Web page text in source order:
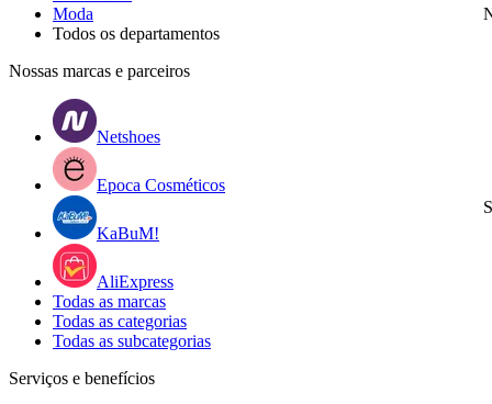
Moda
Todos os departamentos
Nossas marcas e parceiros
Netshoes
Epoca Cosméticos
KaBuM!
AliExpress
Todas as marcas
Todas as categorias
Todas as subcategorias
Serviços e benefícios